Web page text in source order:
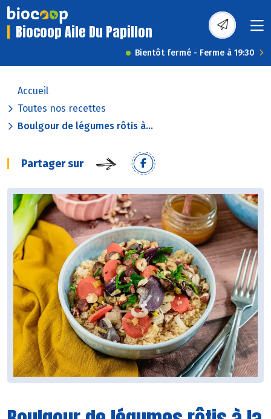
Biocoop Aile Du Papillon
Bientôt fermé - Ferme à 19:30
Accueil
Toutes nos recettes
Boulgour de légumes rôtis à...
Partager sur